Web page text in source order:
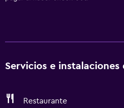
Servicios e instalaciones
Restaurante